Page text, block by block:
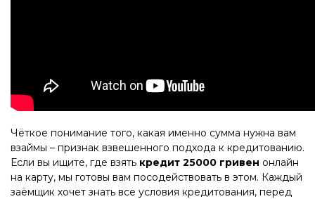
Чёткое понимание того, какая именно сумма нужна вам
взаймы – признак взвешенного подхода к кредитованию.
Если вы ищите, где взять кредит 25000 гривен онлайн
на карту, мы готовы вам посодействовать в этом. Каждый
заёмщик хочет знать все условия кредитования, перед